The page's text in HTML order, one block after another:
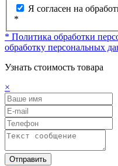
Я согласен на
*
* Политика обработки
обработку персональных
Узнать стоимость товара
×
Отправить